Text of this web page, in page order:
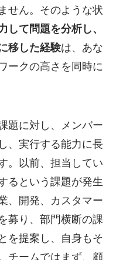
せん。そのような状
して問題を分析し、
移した経験は、あな
ークの高さを同時に
題に対し、メンバー
、実行する能力に長
。以前、担当してい
るという課題が発生
、開発、カスタマー
募り、部門横断の課
を提案し、自身もそ
チームではまず、顧